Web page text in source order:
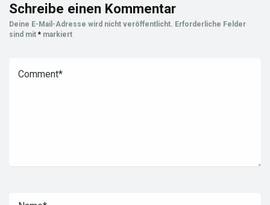
Schreibe einen Kommentar
Deine E-Mail-Adresse wird nicht veröffentlicht. Erforderliche Felder
sind mit * markiert